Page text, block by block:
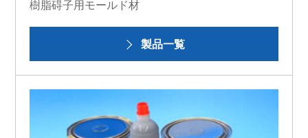
樹脂碍子用モールド材
製品一覧